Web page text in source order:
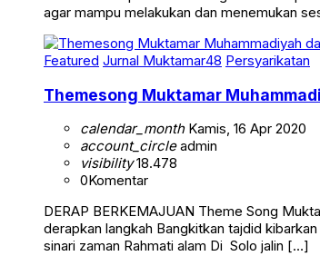
agar mampu melakukan dan menemukan
Featured Jurnal Muktamar48 Persyarikatan
Themesong Muktamar
calendar_monthKamis, 16 Apr 2020
account_circleadmin
visibility18.478
0Komentar
DERAP BERKEMAJUAN Theme Song
derapkan langkah Bangkitkan tajdid
sinari zaman Rahmati alam Di Solo jalin […]